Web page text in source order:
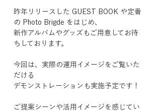
昨年リリースした GUEST BOOK や定番
の Photo Brigde をはじめ、
新作アルバムやグッズもご用意してお待
ちしております。
今回は、実際の運用イメージをご覧いた
だける
デモンストレーションも実施予定です！
ご提案シーンや活用イメージを感じてい